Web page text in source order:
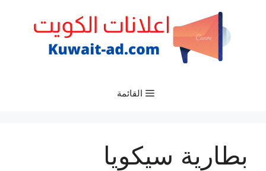
القائمة
بطارية سيكويا